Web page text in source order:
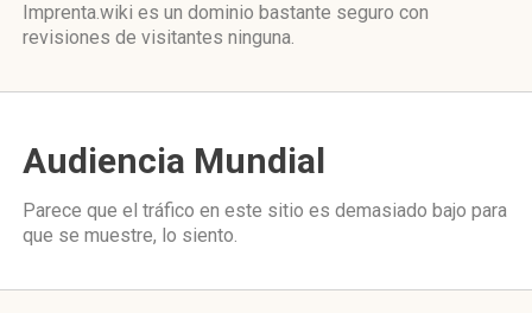
Imprenta.wiki es un dominio bastante seguro con
revisiones de visitantes ninguna.
Audiencia Mundial
Parece que el tráfico en este sitio es demasiado bajo para
que se muestre, lo siento.